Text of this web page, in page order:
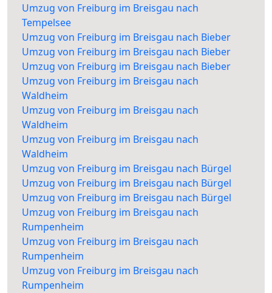
Umzug von Freiburg im Breisgau nach
Tempelsee
Umzug von Freiburg im Breisgau nach Bieber
Umzug von Freiburg im Breisgau nach Bieber
Umzug von Freiburg im Breisgau nach Bieber
Umzug von Freiburg im Breisgau nach
Waldheim
Umzug von Freiburg im Breisgau nach
Waldheim
Umzug von Freiburg im Breisgau nach
Waldheim
Umzug von Freiburg im Breisgau nach Bürgel
Umzug von Freiburg im Breisgau nach Bürgel
Umzug von Freiburg im Breisgau nach Bürgel
Umzug von Freiburg im Breisgau nach
Rumpenheim
Umzug von Freiburg im Breisgau nach
Rumpenheim
Umzug von Freiburg im Breisgau nach
Rumpenheim